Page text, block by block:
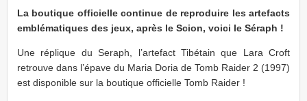
La boutique officielle continue de reproduire les artefacts
emblématiques des jeux, après le Scion, voici le Séraph !
Une réplique du Seraph, l’artefact Tibétain que Lara Croft
retrouve dans l’épave du Maria Doria de Tomb Raider 2 (1997)
est disponible sur la boutique officielle Tomb Raider !